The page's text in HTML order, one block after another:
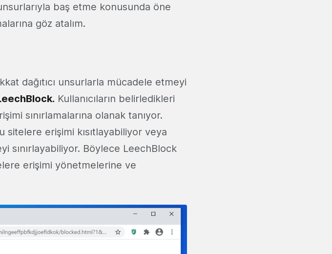
baş etme konusunda öne
göz atalım.
dağıtıcı unsurlarla mücadele etmeyi
Kullanıcıların belirledikleri
sınırlamalarına olanak tanıyor.
sitelere erişimi kısıtlayabiliyor veya
sınırlayabiliyor. Böylece LeechBlock
erişimi yönetmelerine ve